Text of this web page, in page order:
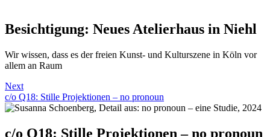
Besichtigung: Neues Atelierhaus in Niehl
Wir wissen, dass es der freien Kunst- und Kulturszene in Köln vor
allem an Raum
Next
c/o Q18: Stille Projektionen – no pronoun
c/o Q18: Stille Projektionen – no pronoun